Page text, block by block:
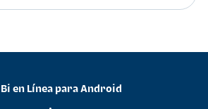
en Línea para Android